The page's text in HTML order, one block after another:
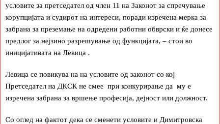
условите за претседател од член 11 на Законот за спречување
корупцијата и судирот на интереси, поради изречена мерка за
забрана за преземање на одредени работни обврски и ќе донесе
предлог за нејзино разрешување од функцијата, – стои во
иницијативата на Левица .
Левица се повикува на на условите од законот со кој
Претседател на ДКСК не смее при конкурирање да му е
изречена забрана за вршење професија, дејност или должност.
Со оглед на фактот дека се сменети условите и Димитровска